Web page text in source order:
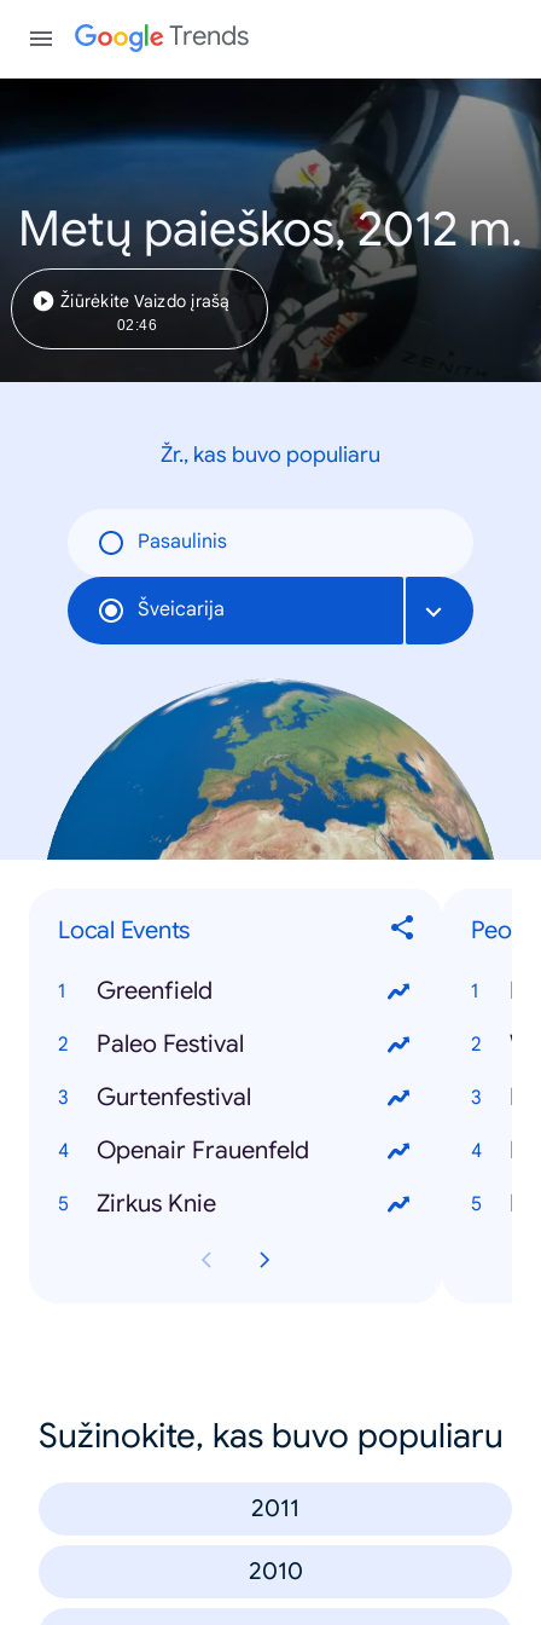
Trends
Metų paieškos, 2012 m.
Žiūrėkite Vaizdo įrašą
02:46
Žr., kas buvo populiaru
Pasaulinis
Šveicarija
Local Events
Greenfield
Paleo Festival
Gurtenfestival
Openair Frauenfeld
Zirkus Knie
Sužinokite, kas buvo populiaru
2011
2010